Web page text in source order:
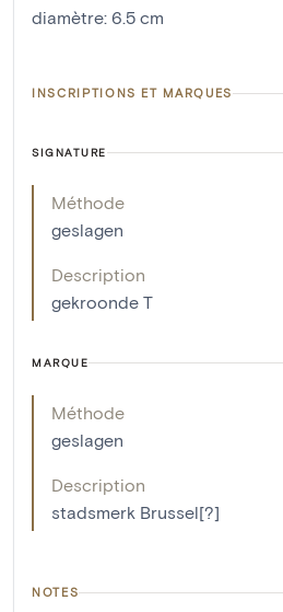
diamètre: 6.5 cm
INSCRIPTIONS ET MARQUES
SIGNATURE
Méthode
geslagen
Description
gekroonde T
MARQUE
Méthode
geslagen
Description
stadsmerk Brussel[?]
NOTES